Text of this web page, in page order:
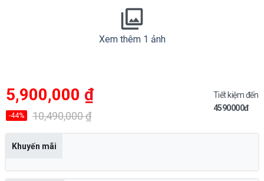
Xem thêm 1 ảnh
10,490,000₫
Giá
gốc
10,490,000 ₫.
5,900,000 ₫
Giá
hiện
tại
là:
5,900,000 ₫.
Tiết kiệm đến
4590000đ
-44%
Khuyến mãi